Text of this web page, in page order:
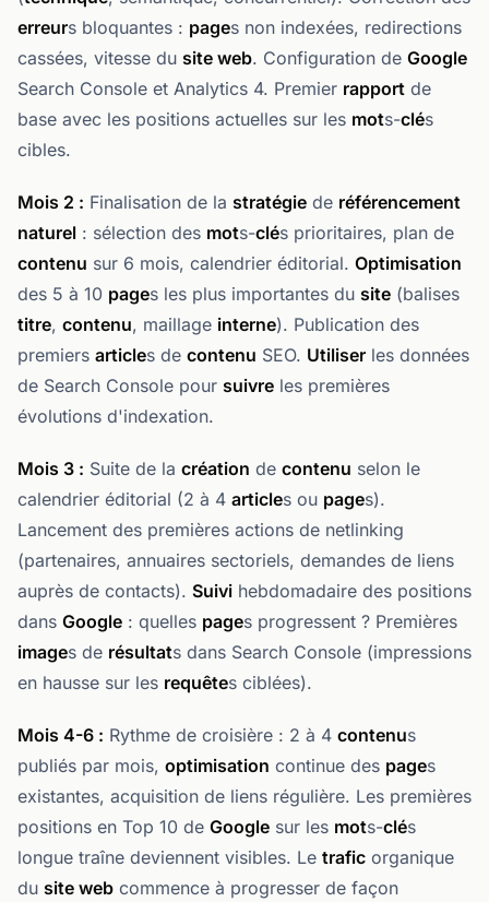
erreurs bloquantes : pages non indexées, redirections
cassées, vitesse du site web. Configuration de Google
Search Console et Analytics 4. Premier rapport de
base avec les positions actuelles sur les mots-clés
cibles.
Mois 2 : Finalisation de la stratégie de référencement
naturel : sélection des mots-clés prioritaires, plan de
contenu sur 6 mois, calendrier éditorial. Optimisation
des 5 à 10 pages les plus importantes du site (balises
titre, contenu, maillage interne). Publication des
premiers articles de contenu SEO. Utiliser les données
de Search Console pour suivre les premières
évolutions d'indexation.
Mois 3 : Suite de la création de contenu selon le
calendrier éditorial (2 à 4 articles ou pages).
Lancement des premières actions de netlinking
(partenaires, annuaires sectoriels, demandes de liens
auprès de contacts). Suivi hebdomadaire des positions
dans Google : quelles pages progressent ? Premières
images de résultats dans Search Console (impressions
en hausse sur les requêtes ciblées).
Mois 4-6 : Rythme de croisière : 2 à 4 contenus
publiés par mois, optimisation continue des pages
existantes, acquisition de liens régulière. Les premières
positions en Top 10 de Google sur les mots-clés
longue traîne deviennent visibles. Le trafic organique
du site web commence à progresser de façon